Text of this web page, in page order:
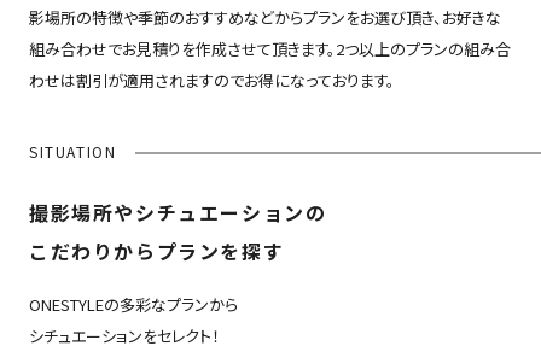
影場所の特徴や季節のおすすめなどからプランをお選び頂き、お好きな
組み合わせでお見積りを作成させて頂きます。2つ以上のプランの組み合
わせは割引が適用されますのでお得になっております。
SITUATION
撮影場所やシチュエーションの
こだわりからプランを探す
ONESTYLEの多彩なプランから
シチュエーションをセレクト！